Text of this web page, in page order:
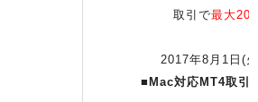
取引で最大
2017年8月1日(
■ Mac対応MT4取引